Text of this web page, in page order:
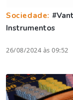
Sociedade:
Instrumentos
26/08/2024 às 09:52